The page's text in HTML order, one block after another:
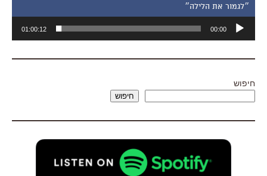
״לגמור את הלילה״
אודיו
00:00
01:00:12
חיפוש
חיפוש